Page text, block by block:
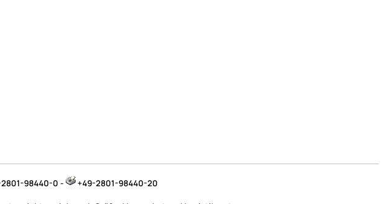
98440-0 - +49-2801-98440-20